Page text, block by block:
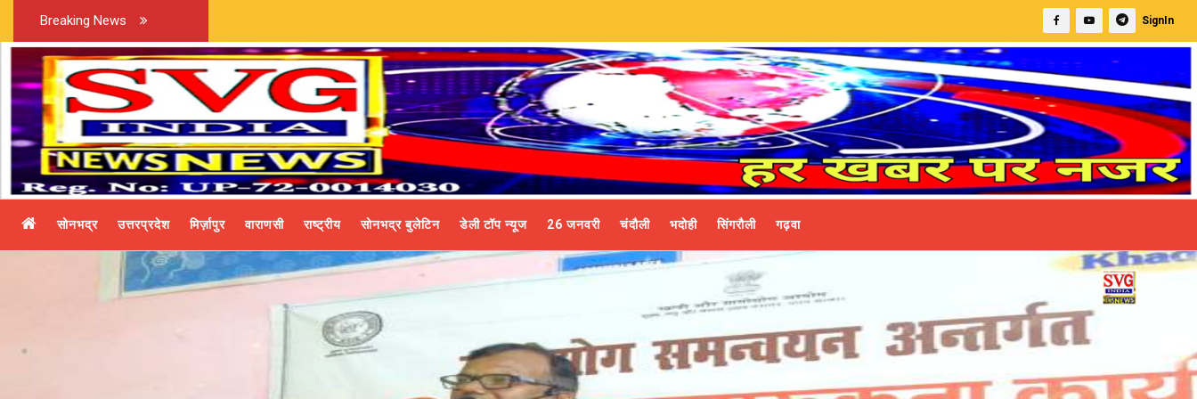
Breaking News बीएचयू में उपचार के दौरान बुजुर्ग का निधन | बीएसए ने
SignIn
सोनभद्र उत्तरप्रदेश मिर्ज़ापुर वाराणसी राष्ट्रीय सोनभद्र बुलेटिन डेली टॉप न्यूज 26 जनवरी चंदौली भदोही सिंगरौली गढ़वा